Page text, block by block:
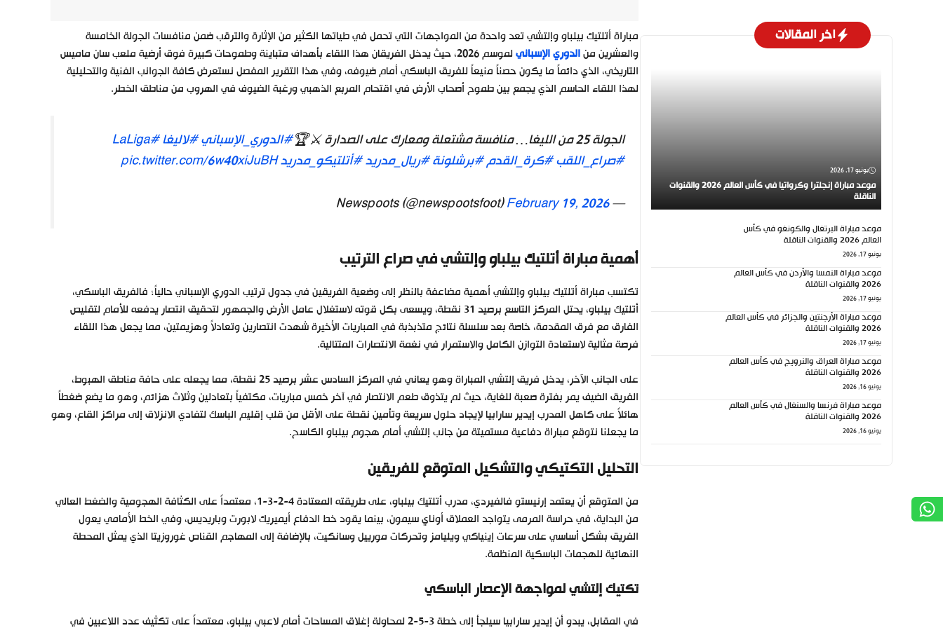
مباراة أتلتيك بيلباو وإلتشي تعد واحدة من المواجهات التي تحمل في طياتها الكثير من الإثارة والترقب ضمن منافسات الجولة الخامسة
والعشرين منالدوري الإسباني
لموسم 2026، حيث يدخل الفريقان هذا اللقاء بأهداف متباينة وطموحات كبيرة فوق أرضية ملعب سان ماميس
التاريخي، الذي دائماً ما يكون حصناً منيعاً للفريق الباسكي أمام ضيوفه، وفي هذا التقرير المفصل نستعرض كافة الجوانب الفنية والتحليلية
لهذا اللقاء الحاسم الذي يجمع بين طموح أصحاب الأرض في اقتحام المربع الذهبي ورغبة الضيوف في الهروب من مناطق الخطر.
الجولة 25 من الليغا… منافسة مشتعلة ومعارك على الصدارة ⚔️🏆 #الدوري_الإسباني#لاليغا#LaLiga
#صراع_اللقب#كرة_القدم#برشلونة#ريال_مدريد#أتلتيكو_مدريدpic.twitter.com/6w40xiJuBH
— Newspoots (@newspootsfoot)
February 19, 2026
أهمية مباراة أتلتيك بيلباو وإلتشي في صراع الترتيب
تكتسب مباراة أتلتيك بيلباو وإلتشي أهمية مضاعفة بالنظر إلى وضعية الفريقين في جدول ترتيب الدوري الإسباني حالياً؛ فالفريق الباسكي،
أتلتيك بيلباو، يحتل المركز التاسع برصيد 31 نقطة، ويسعى بكل قوته لاستغلال عامل الأرض والجمهور لتحقيق انتصار يدفعه للأمام لتقليص
الفارق مع فرق المقدمة، خاصة بعد سلسلة نتائج متذبذبة في المباريات الأخيرة شهدت انتصارين وتعادلاً وهزيمتين، مما يجعل هذا اللقاء
فرصة مثالية لاستعادة التوازن الكامل والاستمرار في نغمة الانتصارات المتتالية.
على الجانب الآخر، يدخل فريق إلتشي المباراة وهو يعاني في المركز السادس عشر برصيد 25 نقطة، مما يجعله على حافة مناطق الهبوط،
الفريق الضيف يمر بفترة صعبة للغاية، حيث لم يتذوق طعم الانتصار في آخر خمس مباريات، مكتفياً بتعادلين وثلاث هزائم، وهو ما يضع ضغطاً
هائلاً على كاهل المدرب إيدير سارابيا لإيجاد حلول سريعة وتأمين نقطة على الأقل من قلب إقليم الباسك لتفادي الانزلاق إلى مراكز القاع، وهو
ما يجعلنا نتوقع مباراة دفاعية مستميتة من جانب إلتشي أمام هجوم بيلباو الكاسح.
التحليل التكتيكي والتشكيل المتوقع للفريقين
من المتوقع أن يعتمد إرنيستو فالفيردي، مدرب أتلتيك بيلباو، على طريقته المعتادة 4-2-3-1، معتمداً على الكثافة الهجومية والضغط العالي
من البداية، في حراسة المرمى يتواجد العملاق أوناي سيمون، بينما يقود خط الدفاع أيميريك لابورت وباريديس، وفي الخط الأمامي يعول
الفريق بشكل أساسي على سرعات إينياكي ويليامز وتحركات مورييل وسانكيت، بالإضافة إلى المهاجم القناص غوروزيتا الذي يمثل المحطة
النهائية للهجمات الباسكية المنظمة.
تكتيك إلتشي لمواجهة الإعصار الباسكي
في المقابل، يبدو أن إيدير سارابيا سيلجأ إلى خطة 3-5-2 لمحاولة إغلاق المساحات أمام لاعبي بيلباو، معتمداً على تكثيف عدد اللاعبين في
اخر المقالات
يونيو 17, 2026
موعد مباراة إنجلترا وكرواتيا في كأس العالم 2026 والقنوات
الناقلة
موعد مباراة البرتغال والكونغو في كأس
العالم 2026 والقنوات الناقلة
يونيو 17, 2026
موعد مباراة النمسا والأردن في كأس العالم
2026 والقنوات الناقلة
يونيو 17, 2026
موعد مباراة الأرجنتين والجزائر في كأس العالم
2026 والقنوات الناقلة
يونيو 17, 2026
موعد مباراة العراق والنرويج في كأس العالم
2026 والقنوات الناقلة
يونيو 16, 2026
موعد مباراة فرنسا والسنغال في كأس العالم
2026 والقنوات الناقلة
يونيو 16, 2026